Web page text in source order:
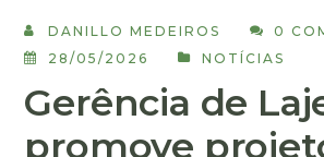
DANILLO MEDEIROS
0
28/05/2026
NOTÍCIAS
Gerência de
promove